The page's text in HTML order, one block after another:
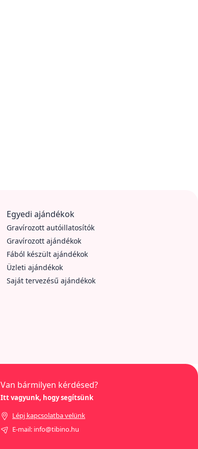
Egyedi ajándékok
Gravírozott autóillatosítók
Gravírozott ajándékok
Fából készült ajándékok
Üzleti ajándékok
Saját tervezésű ajándékok
Van bármilyen kérdésed?
Itt vagyunk, hogy segítsünk
Lépj kapcsolatba velünk
E-mail: info@tibino.hu